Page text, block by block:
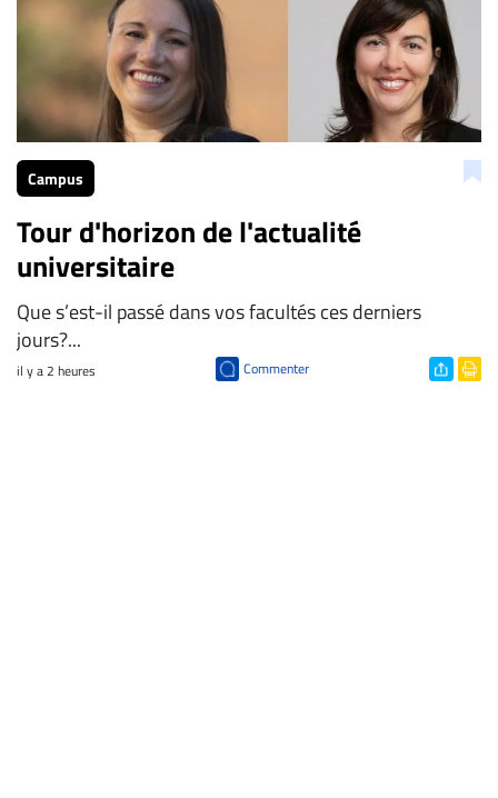
Campus
Tour d'horizon de l'actualité
universitaire
Que s’est-il passé dans vos facultés ces derniers
jours?...
il y a 2 heures Commenter